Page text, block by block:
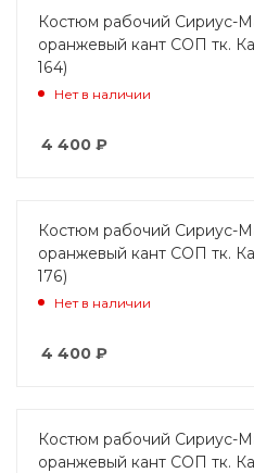
Костюм рабочий Сириус-
оранжевый кант СОП тк.
164)
Нет в наличии
4 400 ₽
Костюм рабочий Сириус-
оранжевый кант СОП тк.
176)
Нет в наличии
4 400 ₽
Костюм рабочий Сириус-
оранжевый кант СОП тк.